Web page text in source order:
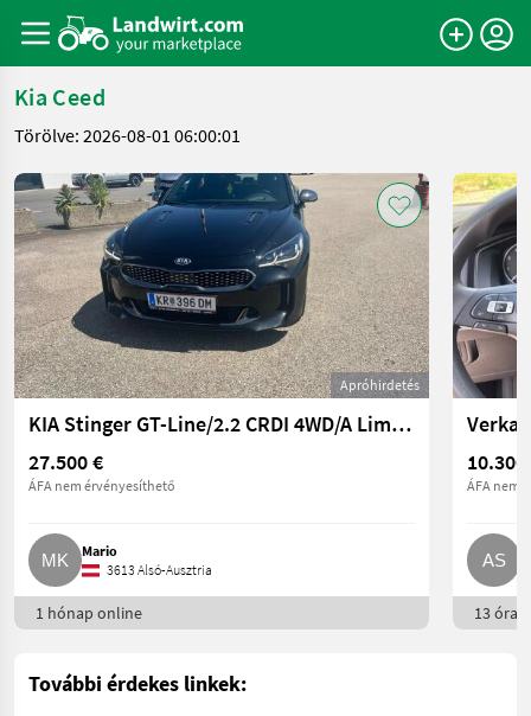
Kia Ceed
Törölve: 2026-08-01 06:00:01
Apróhirdetés
KIA Stinger GT-Line/2.2 CRDI 4WD/A Limousine
27.500 €
ÁFA nem érvényesíthető
Mario
3613 Alsó-Ausztria
1 hónap online
10.300
ÁFA nem
13 óra
További érdekes linkek: